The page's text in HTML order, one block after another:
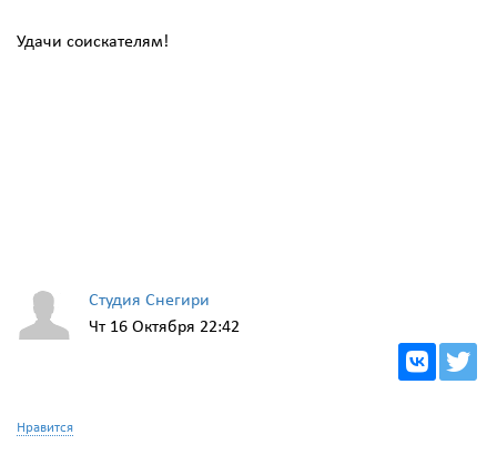
Удачи соискателям!
Студия Снегири
Чт 16 Октября 22:42
Нравится